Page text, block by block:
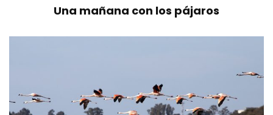
Una mañana con los pájaros